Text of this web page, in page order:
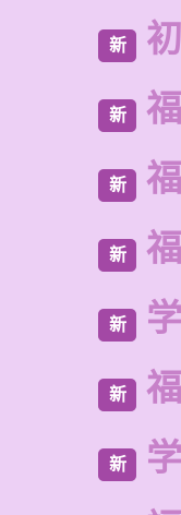
新
新
新
新
新
新
新